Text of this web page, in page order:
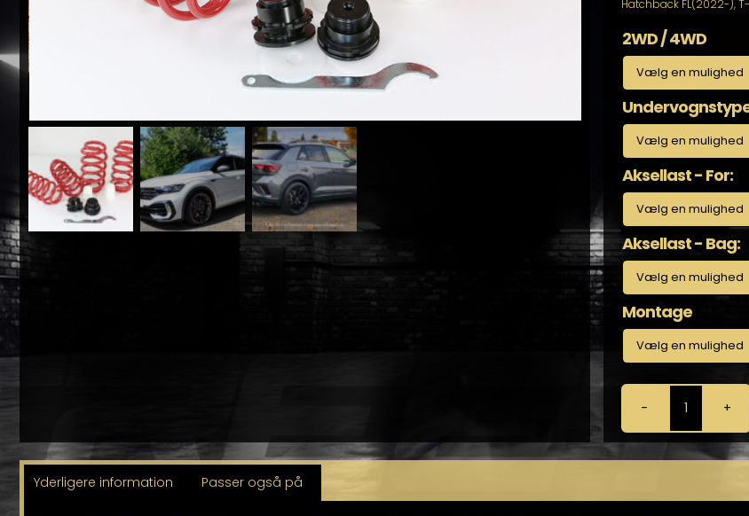
Hatchback FL(2022-),
2WD / 4WD
Aksellast - For:
Aksellast - Bag:
Montage
Eibach
-
HAS
justerbare
Til
Yderligere information Passer også på